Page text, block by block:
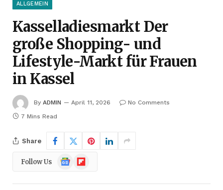
ALLGEMEIN
Kasselladiesmarkt Der
große Shopping- und
Lifestyle-Markt für Frauen
in Kassel
By ADMIN April 11, 2026
No Comments
7 Mins Read
Share
Follow Us
Google
News
Flipboard